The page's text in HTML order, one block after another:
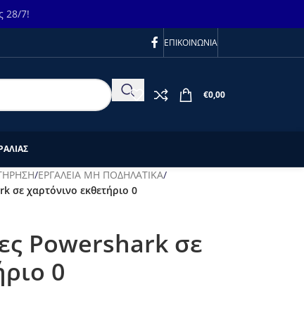
28/7!
ΕΠΙΚΟΙΝΩΝΙΑ
€0,00
/ΕΡΓΑΛΕΙΑ ΜΗ ΠΟΔΗΛΑΤΙΚΑ/
σε χαρτόνινο εκθετήριο 0
Powershark σε
0